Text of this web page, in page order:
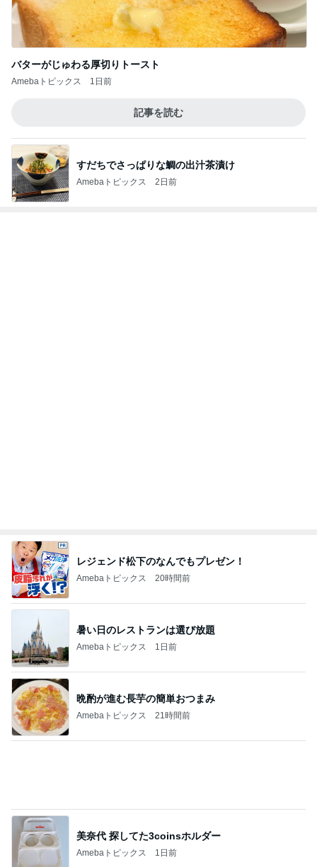
バターがじゅわる厚切りトースト
Amebaトピックス 1日前
記事を読む
すだちでさっぱりな鯛の出汁茶漬け
Amebaトピックス 2日前
美川憲一 とても楽しかったトーク
擦らずにサビが落ちる画期的な物
Amebaトピックス 12時間前